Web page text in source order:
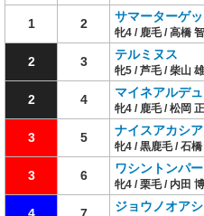
1 2 サマーターゲッ
牝4 / 鹿毛 / 高橋
2 3 テルミヌス
牝5 / 芦毛 / 柴山
2 4 マイネアルデ
牝4 / 鹿毛 / 松岡
3 5 ナイスアカシア
牝4 / 黒鹿毛 / 石
3 6 ワシントンパー
牝4 / 栗毛 / 内田
ジョウノオア